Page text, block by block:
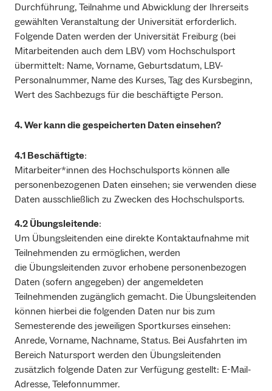
Durchführung, Teilnahme und Abwicklung der Ihrerseits
gewählten Veranstaltung der Universität erforderlich.
Folgende Daten werden der Universität Freiburg (bei
Mitarbeitenden auch dem LBV) vom Hochschulsport
übermittelt: Name, Vorname, Geburtsdatum, LBV-
Personalnummer, Name des Kurses, Tag des Kursbeginn,
Wert des Sachbezugs für die beschäftigte Person.
4. Wer kann die gespeicherten Daten einsehen?
4.1 Beschäftigte:
Mitarbeiter*innen des Hochschulsports können alle
personenbezogenen Daten einsehen; sie verwenden diese
Daten ausschließlich zu Zwecken des Hochschulsports.
4.2 Übungsleitende:
Um Übungsleitenden eine direkte Kontaktaufnahme mit
Teilnehmenden zu ermöglichen, werden
die Übungsleitenden zuvor erhobene personenbezogen
Daten (sofern angegeben) der angemeldeten
Teilnehmenden zugänglich gemacht. Die Übungsleitenden
können hierbei die folgenden Daten nur bis zum
Semesterende des jeweiligen Sportkurses einsehen:
Anrede, Vorname, Nachname, Status. Bei Ausfahrten im
Bereich Natursport werden den Übungsleitenden
zusätzlich folgende Daten zur Verfügung gestellt: E-Mail-
Adresse, Telefonnummer.